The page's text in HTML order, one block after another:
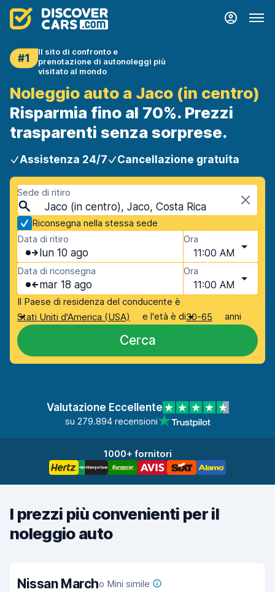
#1
Il sito di confronto e
prenotazione di autonoleggi più
visitato al mondo
Noleggio auto a Jaco (in centro)
Risparmia fino al 70%. Prezzi
trasparenti senza sorprese.
Assistenza 24/7 Cancellazione gratuita
Sede di ritiro
Jaco (in centro), Jaco, Costa Rica
Riconsegna nella stessa sede
Data di ritiro
lun 10 ago
Ora
11:00 AM
Data di riconsegna
mar 18 ago
Ora
11:00 AM
Il Paese di residenza del conducente è
Stati Uniti d'America (USA)
e l'età è di30-65 anni
Cerca
Valutazione Eccellente
su 279.894 recensioni
1000+ fornitori
I prezzi più convenienti per il
noleggio auto
Nissan Marcho Mini simile